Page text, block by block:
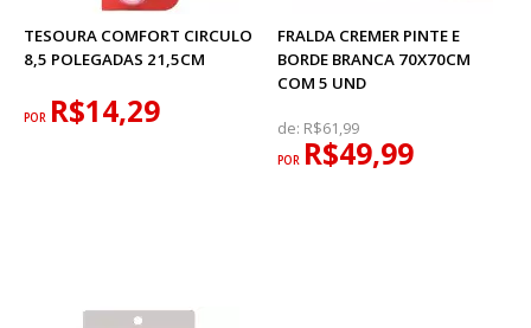
TESOURA COMFORT CIRCULO
8,5 POLEGADAS 21,5CM
POR R$14,29
FRALDA CREMER PINTE E
BORDE BRANCA 70X70CM
COM 5 UND
de: R$61,99
POR R$49,99